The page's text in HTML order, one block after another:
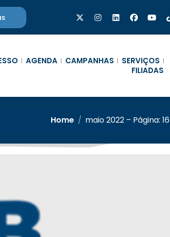
AGENDA CAMPANHAS
SERVIÇOS
FILIADAS
Home / maio 2022 – Página: 16